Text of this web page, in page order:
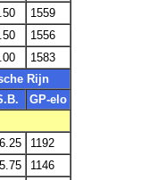
1559
1556
1583
Rijn
GP-elo
1192
1146